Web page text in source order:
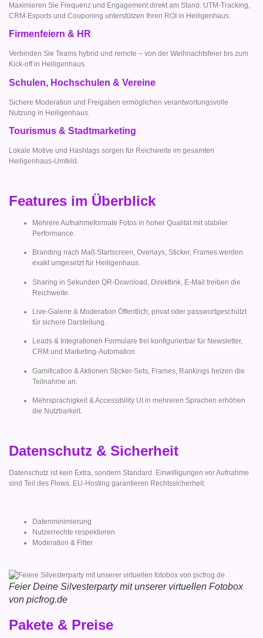
Maximieren Sie Frequenz und Engagement direkt am Stand. UTM-Tracking,
CRM-Exports und Couponing unterstützen Ihren ROI in Heiligenhaus.
Firmenfeiern & HR
Verbinden Sie Teams hybrid und remote – von der Weihnachtsfeier bis zum
Kick-off in Heiligenhaus.
Schulen, Hochschulen & Vereine
Sichere Moderation und Freigaben ermöglichen verantwortungsvolle
Nutzung in Heiligenhaus.
Tourismus & Stadtmarketing
Lokale Motive und Hashtags sorgen für Reichweite im gesamten
Heiligenhaus-Umfeld.
Features im Überblick
Mehrere Aufnahmeformate Fotos in hoher Qualität mit stabiler
Performance.
Branding nach Maß Startscreen, Overlays, Sticker, Frames werden
exakt umgesetzt für Heiligenhaus.
Sharing in Sekunden QR-Download, Direktlink, E-Mail treiben die
Reichweite.
Live-Galerie & Moderation Öffentlich, privat oder passwortgeschützt
für sichere Darstellung.
Leads & Integrationen Formulare frei konfigurierbar für Newsletter,
CRM und Marketing-Automation.
Gamification & Aktionen Sticker-Sets, Frames, Rankings heizen die
Teilnahme an.
Mehrsprachigkeit & Accessibility UI in mehreren Sprachen erhöhen
die Nutzbarkeit.
Datenschutz & Sicherheit
Datenschutz ist kein Extra, sondern Standard. Einwilligungen vor Aufnahme
sind Teil des Flows. EU-Hosting garantieren Rechtssicherheit.
Datenminimierung
Nutzerrechte respektieren
Moderation & Filter
Feier Deine Silvesterparty mit unserer virtuellen Fotobox
von picfrog.de
Pakete & Preise